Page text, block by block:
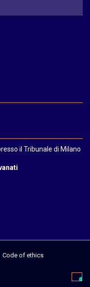
il Tribunale di Milano
Code of ethics